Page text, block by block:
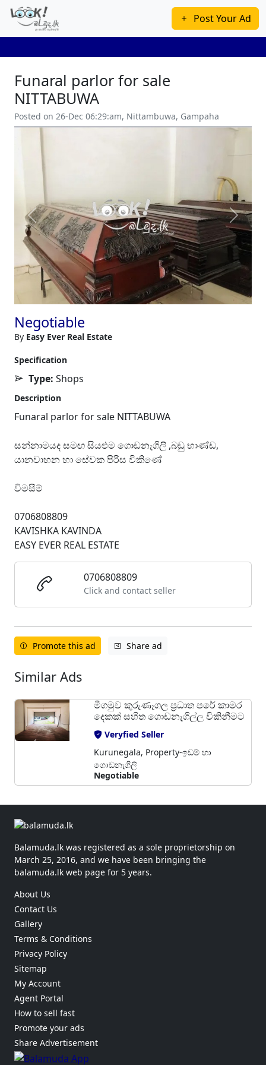
Post Your Ad
Funaral parlor for sale
NITTABUWA
Posted on 26-Dec 06:29:am, Nittambuwa, Gampaha
Previous Next
Negotiable
By Easy Ever Real Estate
Specification
Type: Shops
Description
Funaral parlor for sale NITTABUWA
සන්නාමයද සමඟ සියළුම ගොඩනැගිලි ,බඩු භාණ්ඩ,
යානවාහන හා සේවක පිරිස විකිණේ
විමසීම්
0706808809
KAVISHKA KAVINDA
EASY EVER REAL ESTATE
0706808809
Click and contact seller
Promote this ad Share ad
Similar Ads
මීගමුව කුරුණෑගල ප්‍රධාත පරේ කාමර
දෙකක් සහිත ගොඩනැගිල්ල විකිනීමට
Veryfied Seller
Kurunegala, Property-ඉඩම් හා
ගොඩනැගිලි
Negotiable
Balamuda.lk was registered as a sole proprietorship on
March 25, 2016, and we have been bringing the
balamuda.lk web page for 5 years.
About Us
Contact Us
Gallery
Terms & Conditions
Privacy Policy
Sitemap
My Account
Agent Portal
How to sell fast
Promote your ads
Share Advertisement